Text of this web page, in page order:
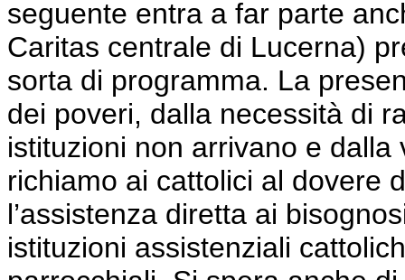
seguente entra a far parte
Caritas centrale di Lucerna)
sorta di programma. La
dei poveri, dalla necessità di
istituzioni non arrivano e
richiamo ai cattolici al dovere
l’assistenza diretta ai
istituzioni assistenziali